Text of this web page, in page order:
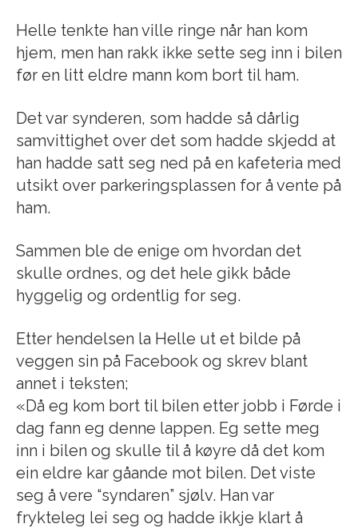
Helle tenkte han ville ringe når han kom
hjem, men han rakk ikke sette seg inn i bilen
før en litt eldre mann kom bort til ham.
Det var synderen, som hadde så dårlig
samvittighet over det som hadde skjedd at
han hadde satt seg ned på en kafeteria med
utsikt over parkeringsplassen for å vente på
ham.
Sammen ble de enige om hvordan det
skulle ordnes, og det hele gikk både
hyggelig og ordentlig for seg.
Etter hendelsen la Helle ut et bilde på
veggen sin på Facebook og skrev blant
annet i teksten;
«Då eg kom bort til bilen etter jobb i Førde i
dag fann eg denne lappen. Eg sette meg
inn i bilen og skulle til å køyre då det kom
ein eldre kar gåande mot bilen. Det viste
seg å vere “syndaren” sjølv. Han var
frykteleg lei seg og hadde ikkje klart å